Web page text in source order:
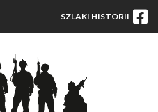
SZLAKI HISTORII